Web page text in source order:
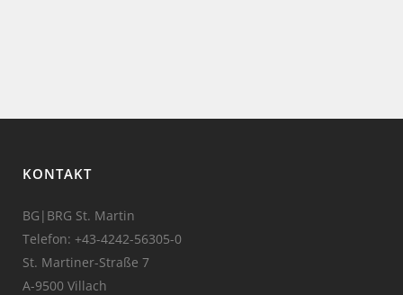
KONTAKT
BG|BRG St. Martin
Telefon: +43-4242-56305-0
St. Martiner-Straße 7
A-9500 Villach